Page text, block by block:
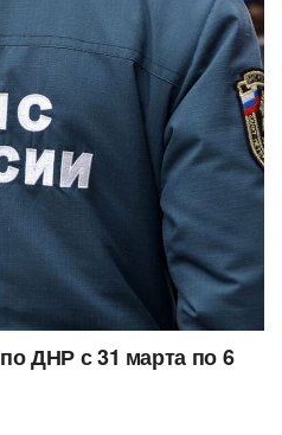
ДНР с 31 марта по 6